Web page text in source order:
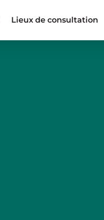
Lieux de consultation